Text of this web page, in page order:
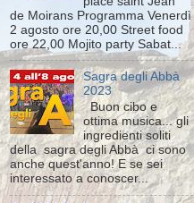
de Moirans Programma Venerdì
2 agosto ore 20,00 Street food
ore 22,00 Mojito party Sabat...
Sagra degli Abbà
2023
Buon cibo e
ottima musica... gli
ingredienti soliti
della sagra degli Abbà ci sono
anche quest'anno! E se sei
interessato a conoscer...